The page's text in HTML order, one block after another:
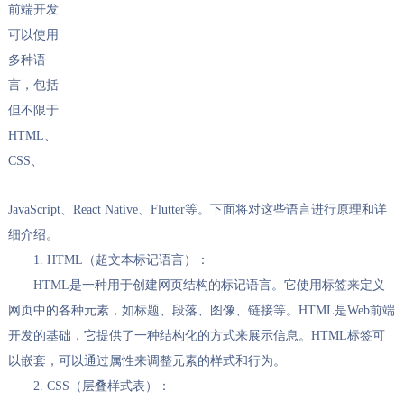
前端开发
可以使用
多种语
言，包括
但不限于
HTML、
CSS、
JavaScript、React Native、Flutter等。下面将对这些语言进行原理和详
细介绍。
1. HTML（超文本标记语言）：
HTML是一种用于创建网页结构的标记语言。它使用标签来定义
网页中的各种元素，如标题、段落、图像、链接等。HTML是Web前端
开发的基础，它提供了一种结构化的方式来展示信息。HTML标签可
以嵌套，可以通过属性来调整元素的样式和行为。
2. CSS（层叠样式表）：